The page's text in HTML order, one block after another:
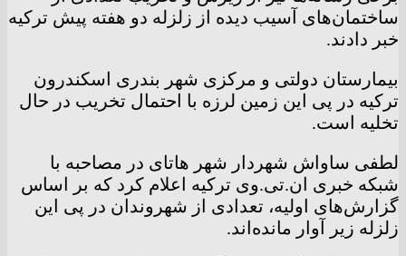
ساختمان‌های آسیب دیده از زلزله دو هفته پیش ترکیه
خبر دادند.
بیمارستان دولتی و مرکزی شهر بندری اسکندرون
ترکیه در پی این زمین لرزه با احتمال تخریب در حال
تخلیه است.
لطفی ساواش شهردار شهر هاتای در مصاحبه با
شبکه خبری ان.تی.وی ترکیه اعلام کرد که بر اساس
گزارش‌های اولیه، تعدادی از شهروندان در پی این
زلزله زیر آوار مانده‌اند.